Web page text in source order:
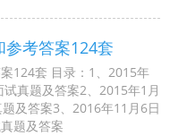
参考答案124套
124套 目录：1、2015年
真题及答案2、2015年1月
及答案3、2016年11月6日
题及答案